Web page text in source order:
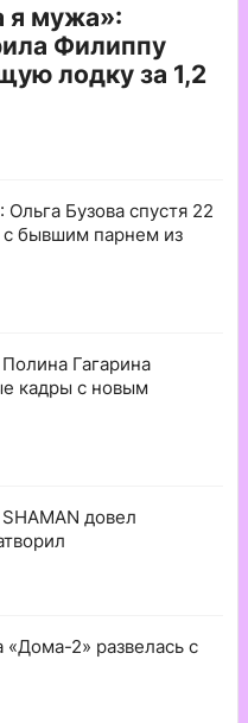
я мужа»:
Филиппу
лодку за 1,2
Бузова спустя 22
с бывшим парнем из
Гагарина
кадры с новым
довел
«Дома-2» развелась с